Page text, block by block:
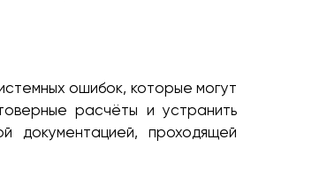
ошибок, которые могут
расчёты и устранить
документацией, проходящей